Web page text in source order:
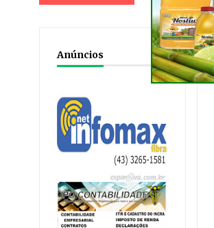
Anúncios